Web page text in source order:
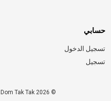
حسابي
تسجيل الدخول
تسجيل
© 2026 Dom Tak Tak. كل الحقوق محفوظة.